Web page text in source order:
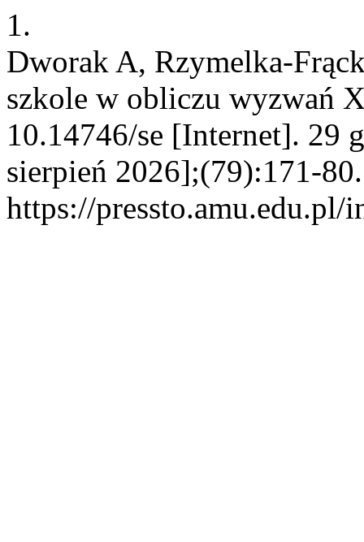
1.
Dworak A, Rzymelka-
szkole w obliczu wyzwań
10.14746/se [Internet]. 29
sierpień 2026];(79):171-
https://